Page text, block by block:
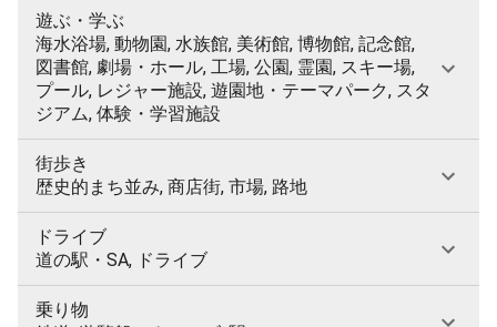
遊ぶ・学ぶ
海水浴場, 動物園, 水族館, 美術館, 博物館, 記念館,
図書館, 劇場・ホール, 工場, 公園, 霊園, スキー場,
プール, レジャー施設, 遊園地・テーマパーク, スタ
ジアム, 体験・学習施設
街歩き
歴史的まち並み, 商店街, 市場, 路地
ドライブ
道の駅・SA, ドライブ
乗り物